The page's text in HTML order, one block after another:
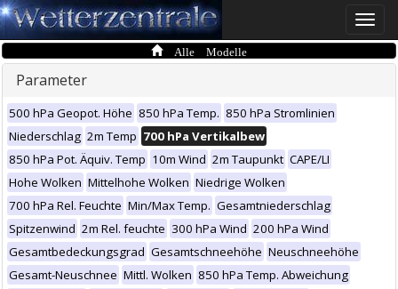
Toggle
Alle Modelle
Parameter
500 hPa Geopot. Höhe 850 hPa Temp. 850 hPa Stromlinien
Niederschlag 2m Temp 700 hPa Vertikalbew
850 hPa Pot. Äquiv. Temp 10m Wind 2m Taupunkt CAPE/LI
Hohe Wolken Mittelhohe Wolken Niedrige Wolken
700 hPa Rel. Feuchte Min/Max Temp. Gesamtniederschlag
Spitzenwind 2m Rel. feuchte 300 hPa Wind 200 hPa Wind
Gesamtbedeckungsgrad Gesamtschneehöhe Neuschneehöhe
Gesamt-Neuschnee Mittl. Wolken 850 hPa Temp. Abweichung